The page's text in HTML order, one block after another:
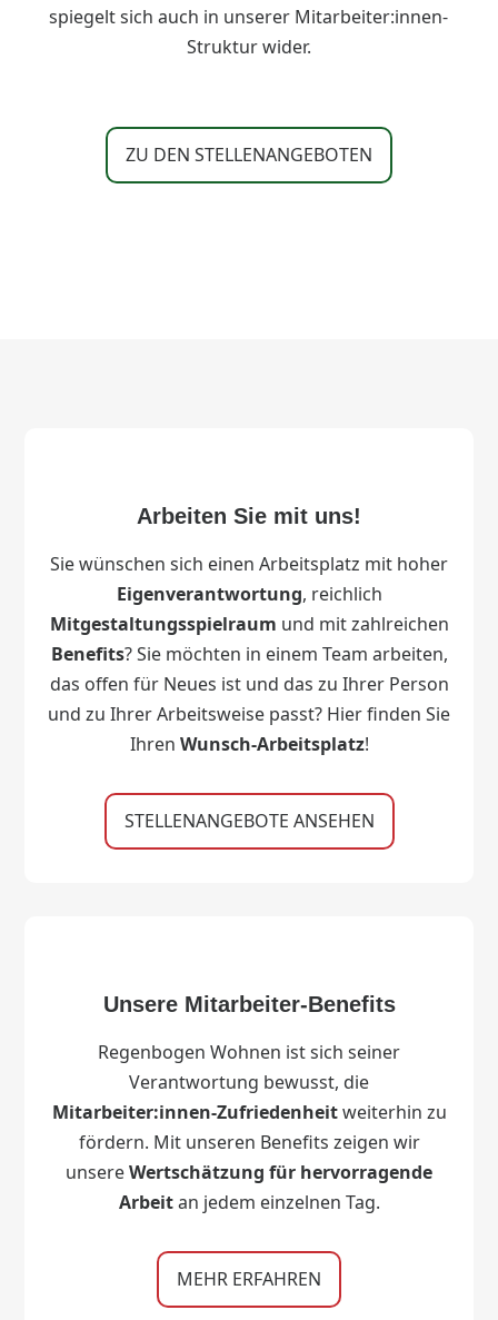
spiegelt sich auch in unserer Mitarbeiter:innen-
Struktur wider.
ZU DEN STELLENANGEBOTEN
Arbeiten Sie mit uns!
Sie wünschen sich einen Arbeitsplatz mit hoher
Eigenverantwortung, reichlich
Mitgestaltungsspielraum und mit zahlreichen
Benefits? Sie möchten in einem Team arbeiten,
das offen für Neues ist und das zu Ihrer Person
und zu Ihrer Arbeitsweise passt? Hier finden Sie
Ihren Wunsch-Arbeitsplatz!
STELLENANGEBOTE ANSEHEN
Unsere Mitarbeiter-Benefits
Regenbogen Wohnen ist sich seiner
Verantwortung bewusst, die
Mitarbeiter:innen-Zufriedenheitweiterhin zu
fördern. Mit unseren Benefits zeigen wir
unsereWertschätzung für hervorragende
Arbeitan jedem einzelnen Tag.
MEHR ERFAHREN